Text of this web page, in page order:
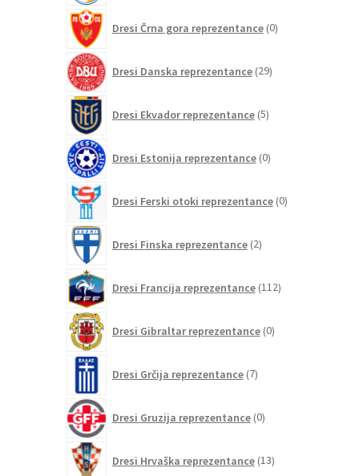
Dresi Črna gora reprezentance 0izdelkov
Dresi Danska reprezentance 29izdelkov
Dresi Ekvador reprezentance 5izdelkov
Dresi Estonija reprezentance 0izdelkov
Dresi Ferski otoki reprezentance 0izdelkov
Dresi Finska reprezentance 2izdelka
Dresi Francija reprezentance 112izdelkov
Dresi Gibraltar reprezentance 0izdelkov
Dresi Grčija reprezentance 7izdelkov
Dresi Gruzija reprezentance 0izdelkov
Dresi Hrvaška reprezentance 13izdelkov